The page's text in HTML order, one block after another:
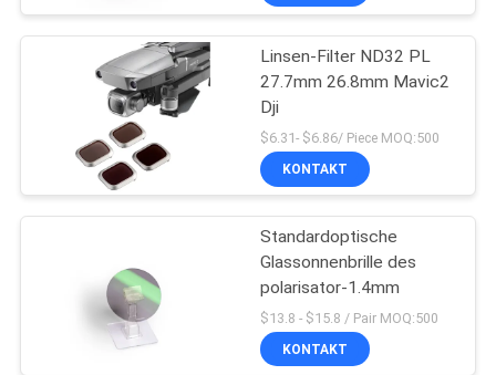
FABRIK-
AUSFLUG
QUALITÄTSKONTROLLE
TRETEN
Quadratische
Kamera-Filter
13
UVkamera-Filter
Linsen-Filter ND32 PL
27.7mm 26.8mm Mavic2
Dji
$6.31- $6.86/ Piece MOQ:500
KONTAKT
Standardoptische
Glassonnenbrille des
polarisator-1.4mm
$13.8 - $15.8 / Pair MOQ:500
KONTAKT